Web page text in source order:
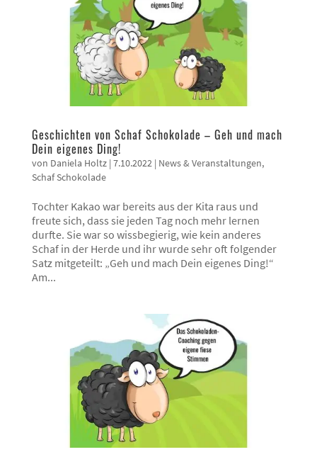
Geschichten von Schaf Schokolade – Geh und mach
Dein eigenes Ding!
von Daniela Holtz| 7.10.2022| News & Veranstaltungen,
Schaf Schokolade
Tochter Kakao war bereits aus der Kita raus und
freute sich, dass sie jeden Tag noch mehr lernen
durfte. Sie war so wissbegierig, wie kein anderes
Schaf in der Herde und ihr wurde sehr oft folgender
Satz mitgeteilt: „Geh und mach Dein eigenes Ding!“
Am...